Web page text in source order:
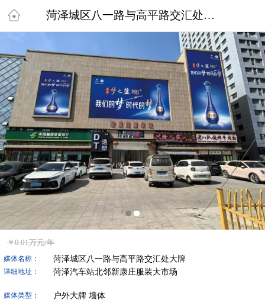
菏泽城区八一路与高平路交汇处大牌
￥0.01万元/年
媒体名称： 菏泽城区八一路与高平路交汇处大牌
详细地址： 菏泽汽车站北邻新康庄服装大市场
媒体类型： 户外大牌 墙体